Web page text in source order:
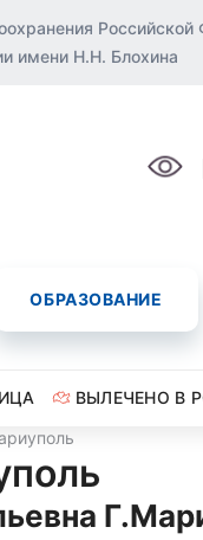
Российской
имени Н.Н. Блохина
ОБРАЗОВАНИЕ
ВЫЛЕЧЕНО В